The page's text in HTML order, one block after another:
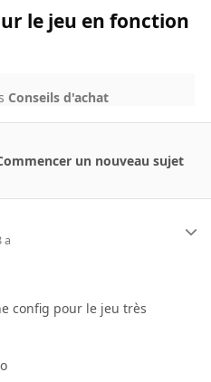
le jeu en fonction
Conseils d'achat
un nouveau sujet
a
config pour le jeu très